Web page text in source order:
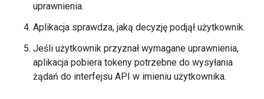
uprawnienia.
Aplikacja sprawdza, jaką decyzję podjął użytkownik.
Jeśli użytkownik przyznał wymagane uprawnienia,
aplikacja pobiera tokeny potrzebne do wysyłania
żądań do interfejsu API w imieniu użytkownika.